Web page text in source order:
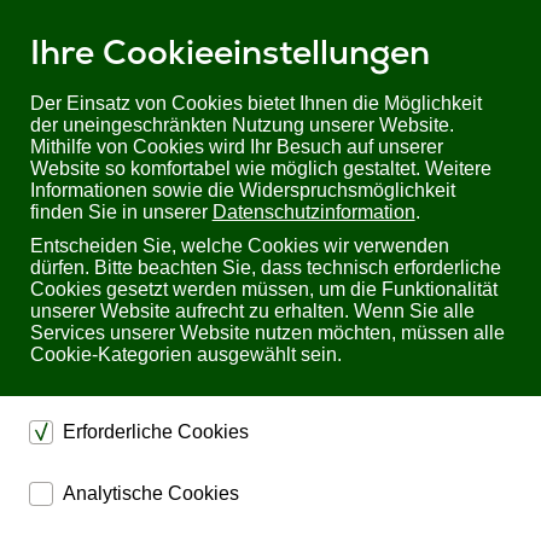
Ihre Cookieeinstellungen
Der Einsatz von Cookies bietet Ihnen die Möglichkeit
der uneingeschränkten Nutzung unserer Website.
Mithilfe von Cookies wird Ihr Besuch auf unserer
Website so komfortabel wie möglich gestaltet. Weitere
Informationen sowie die Widerspruchsmöglichkeit
finden Sie in unserer Datenschutzinformation.
Entscheiden Sie, welche Cookies wir verwenden
dürfen. Bitte beachten Sie, dass technisch erforderliche
Cookies gesetzt werden müssen, um die Funktionalität
unserer Website aufrecht zu erhalten. Wenn Sie alle
Services unserer Website nutzen möchten, müssen alle
Cookie-Kategorien ausgewählt sein.
Erforderliche Cookies
dienen dem technischen einwandfreien Betrieb unserer
Website.
Analytische Cookies
Sie befinden sich hier:Startseite Produkte Kabel, Adapter & Hubs
Wasserdichte Kabel, Buchsen und Stecker
Wasserdichte Kabel, Buchsen
und Stecker
Wasserdichte Stecker, Buchsen, Kabel und Gehäuse für
den harten Industrieeinsatz
Ausführungen für Ethernet (RJ45), D-Sub/ VGA, LWL,